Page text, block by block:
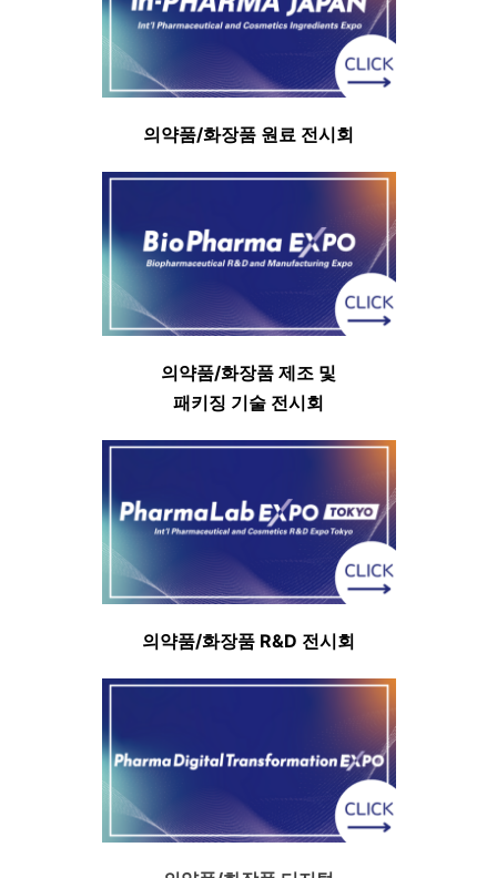
의약품/화장품 원료 전시회
의약품/화장품 제조 및
패키징 기술 전시회
의약품/화장품 R&D 전시회